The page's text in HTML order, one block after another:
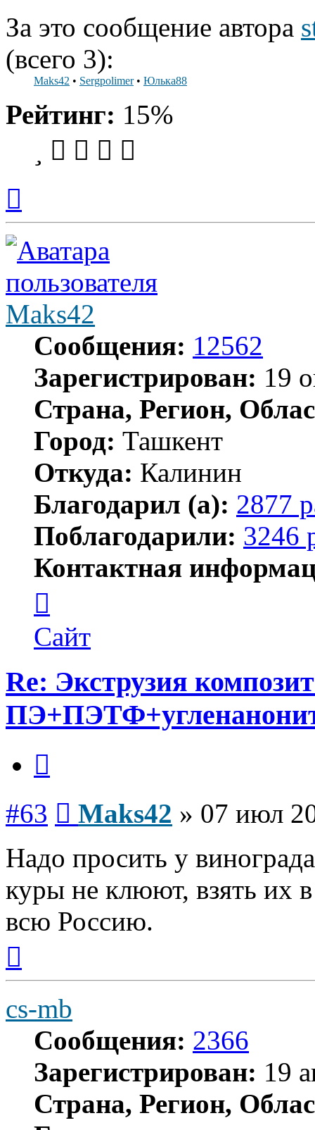
За это сообщение автора
(всего 3):
Maks42 • Sergpolimer• Юлька88
Рейтинг: 15%
началу
Maks42
Сообщения: 12562
Зарегистрирован: 19
Страна, Регион,
Город: Ташкент
Откуда: Калинин
Благодарил (а): 2877
Поблагодарили: 3246
Контактная
пользователя
Maks42
Сайт
Re: Экструзия
#63 Maks42 » 07 июл
Надо просить у
куры не клюют, взять их
всю Россию.
началу
cs-mb
Сообщения: 2366
Зарегистрирован: 19
Страна, Регион,